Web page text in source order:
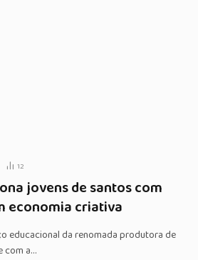
12
jovens de santos com
economia criativa
educacional da renomada produtora de
com a…